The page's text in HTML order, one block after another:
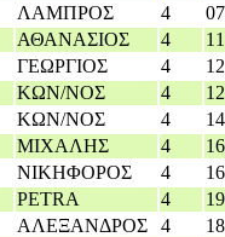
ΛΑΜΠΡΟΣ 4
ΑΘΑΝΑΣΙΟΣ 4
ΓΕΩΡΓΙΟΣ 4
ΚΩΝ/ΝΟΣ 4
ΚΩΝ/ΝΟΣ 4
ΜΙΧΑΛΗΣ 4
ΝΙΚΗΦΟΡΟΣ 4
PETRA 4
ΑΛΕΞΑΝΔΡΟΣ 4